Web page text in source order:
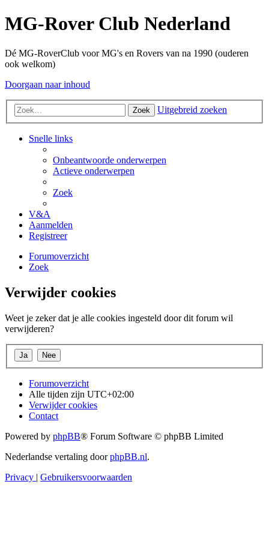
MG-Rover Club Nederland
Dé MG-RoverClub voor MG's en Rovers van na 1990 (ouderen
ook welkom)
Doorgaan naar inhoud
Zoek Uitgebreid zoeken
Snelle links
Onbeantwoorde onderwerpen
Actieve onderwerpen
Zoek
V&A
Aanmelden
Registreer
Forumoverzicht
Zoek
Verwijder cookies
Weet je zeker dat je alle cookies ingesteld door dit forum wil
verwijderen?
Forumoverzicht
Alle tijden zijn UTC+02:00
Verwijder cookies
Contact
Powered by phpBB® Forum Software © phpBB Limited
Nederlandse vertaling doorphpBB.nl.
Privacy | Gebruikersvoorwaarden